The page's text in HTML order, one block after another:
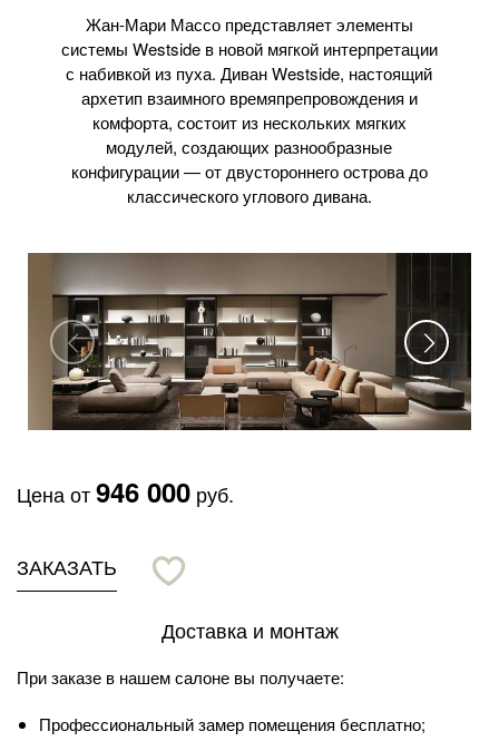
Жан-Мари Массо представляет элементы
системы Westside в новой мягкой интерпретации
с набивкой из пуха. Диван Westside, настоящий
архетип взаимного времяпрепровождения и
комфорта, состоит из нескольких мягких
модулей, создающих разнообразные
конфигурации — от двустороннего острова до
классического углового дивана.
Цена от946 000 руб.
ЗАКАЗАТЬ
Доставка и монтаж
При заказе в нашем салоне вы получаете:
Профессиональный замер помещения бесплатно;